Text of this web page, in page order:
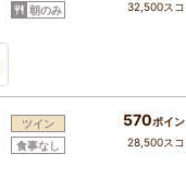
朝のみ
32,500ス
ツイン
食事なし
570ポイ
28,500ス